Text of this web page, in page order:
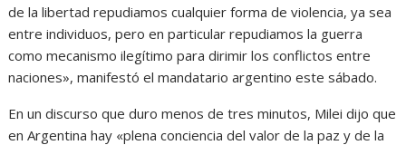
de la libertad repudiamos cualquier forma de violencia, ya sea
entre individuos, pero en particular repudiamos la guerra
como mecanismo ilegítimo para dirimir los conflictos entre
naciones», manifestó el mandatario argentino este sábado.
En un discurso que duro menos de tres minutos, Milei dijo que
en Argentina hay «plena conciencia del valor de la paz y de la